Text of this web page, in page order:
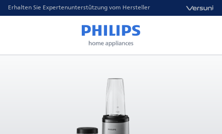
Erhalten Sie Expertenunterstützung vom Hersteller